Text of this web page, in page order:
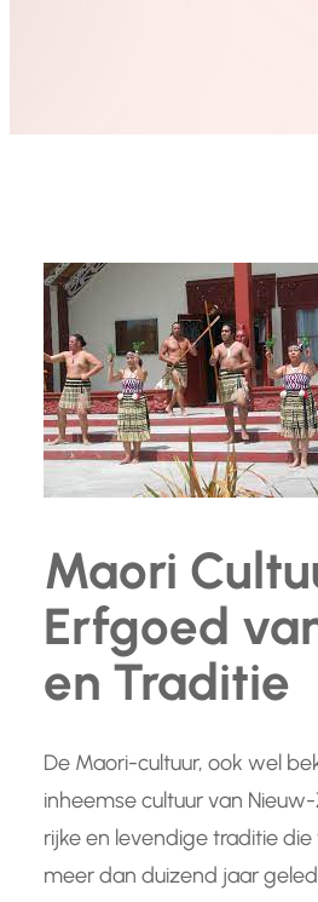
Maori
Erfgoed
en Traditie
De Maori-cultuur, ook wel
inheemse cultuur van
rijke en levendige traditie
meer dan duizend jaar